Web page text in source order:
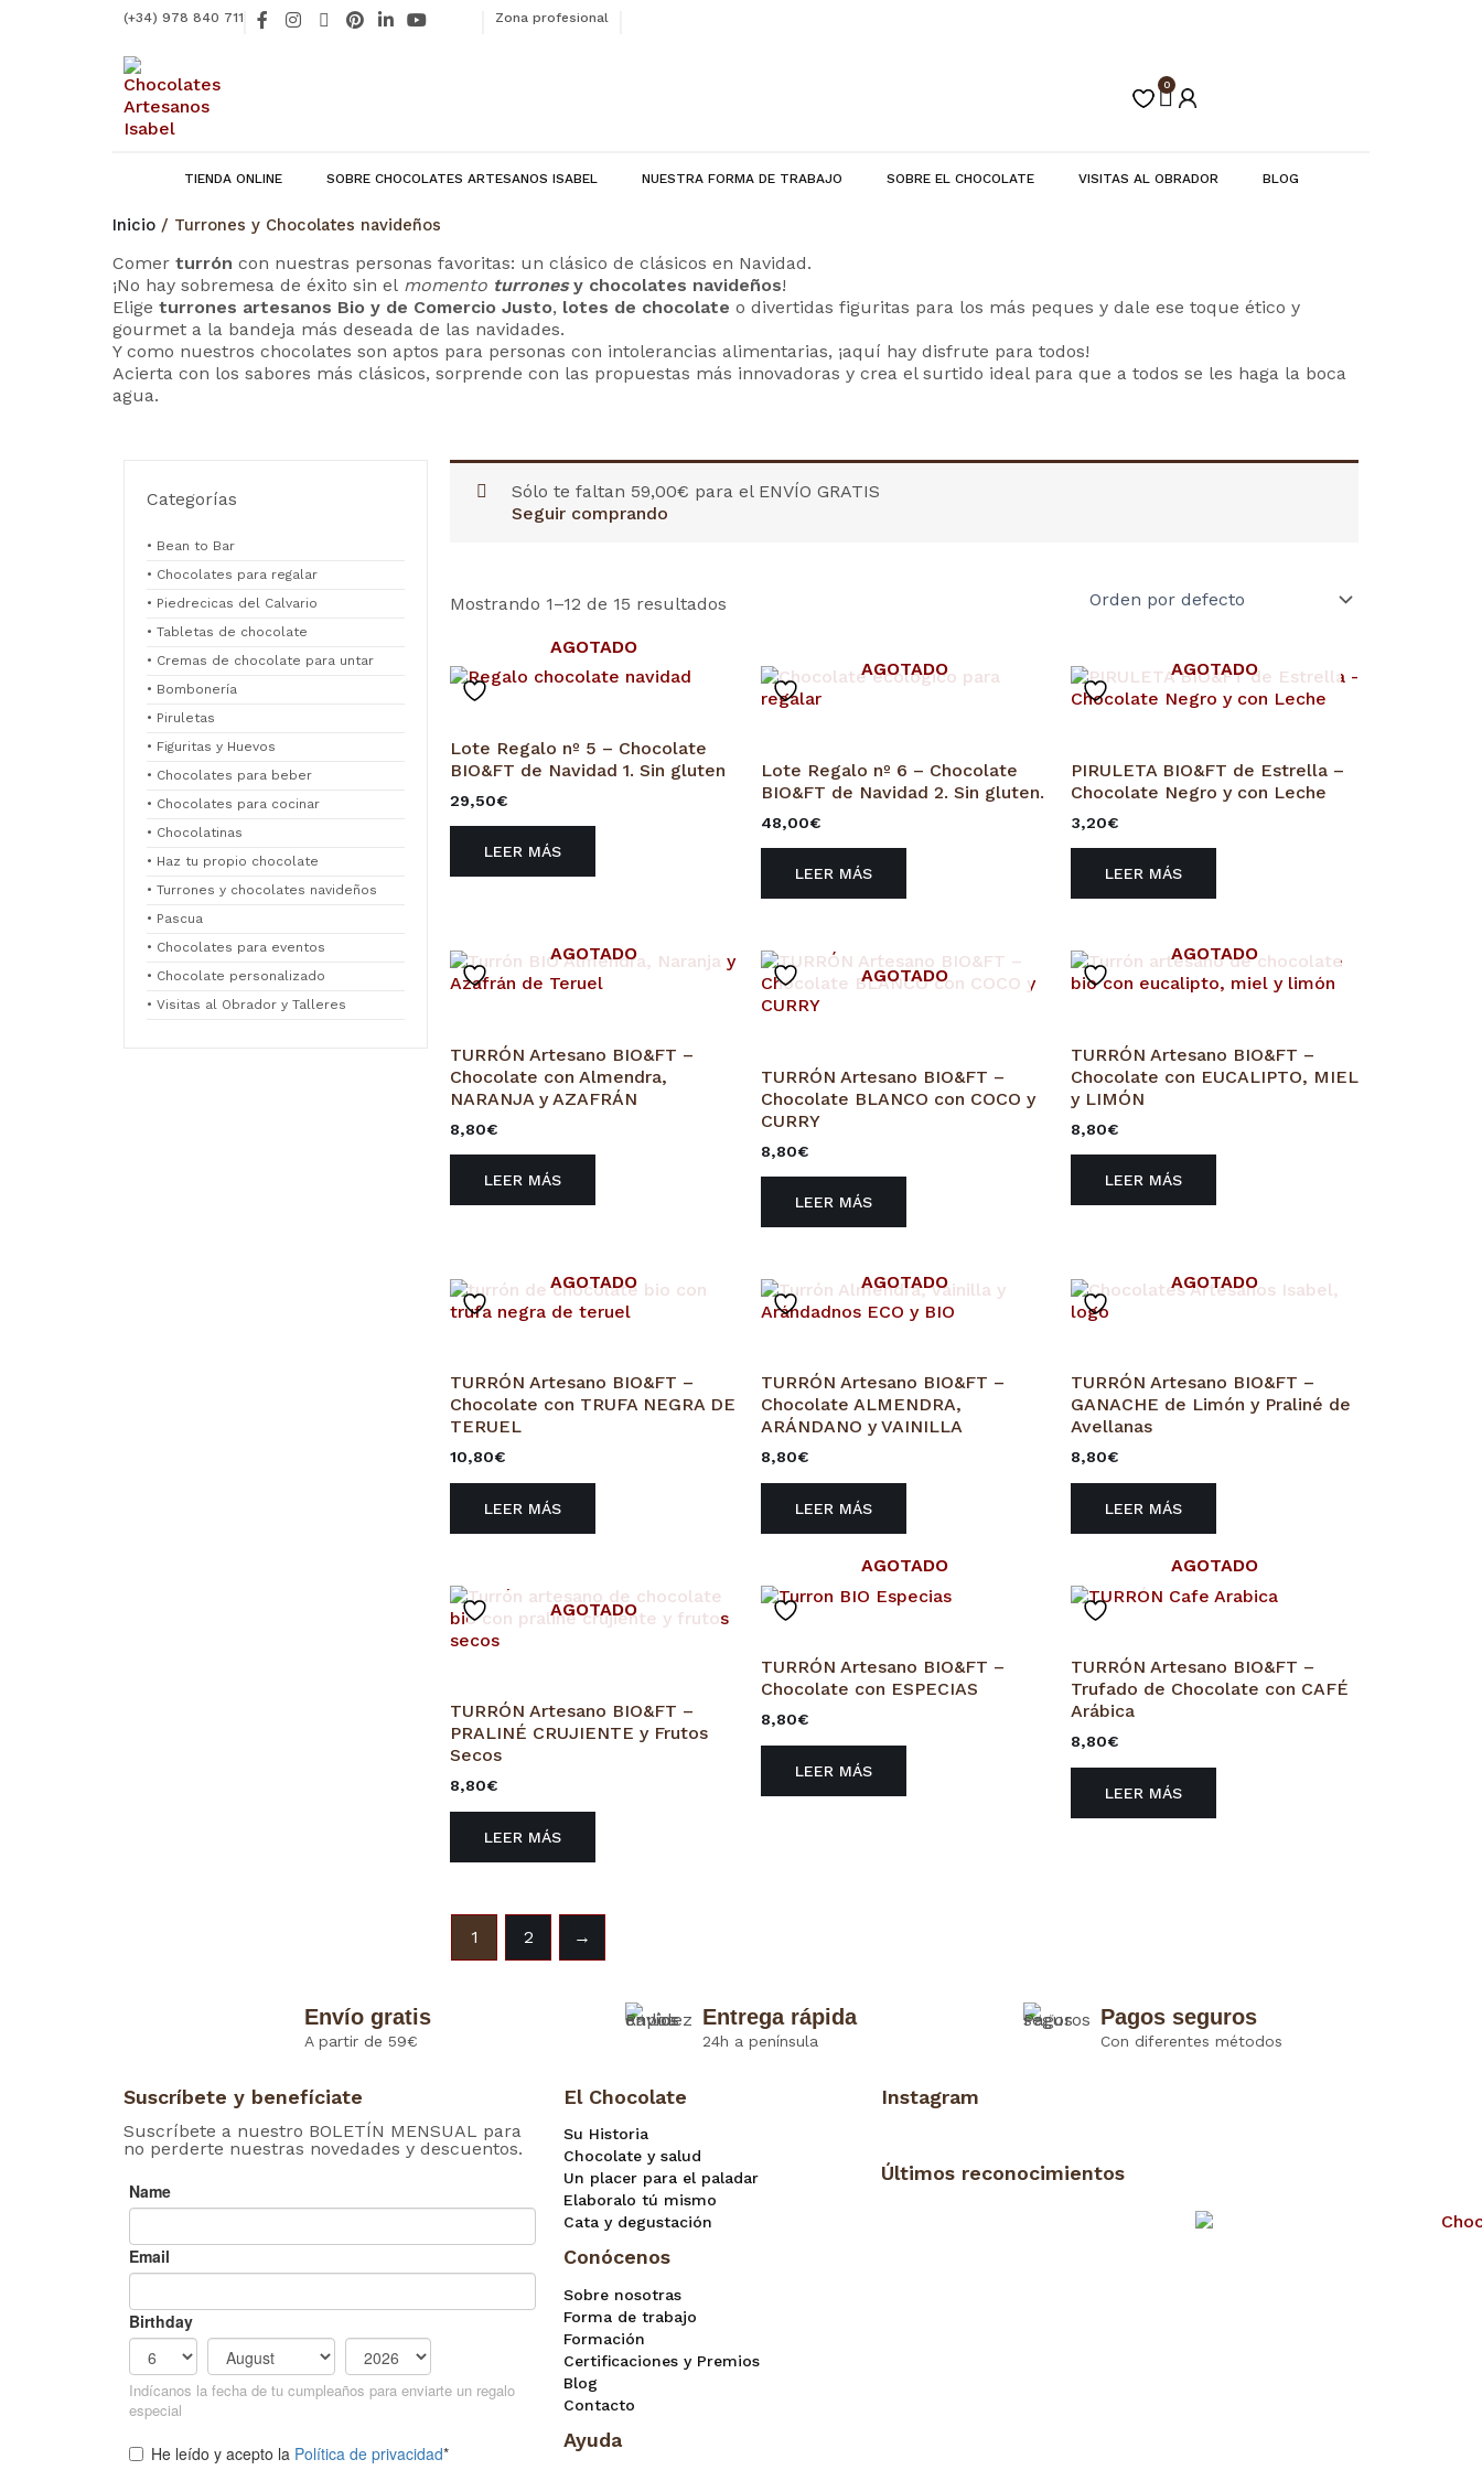
(+34) 978 840 711
F
a
f
I
X
P
i
L
i
Y
Zona profesional
0
Carrito
TIENDA ONLINE SOBRE CHOCOLATES ARTESANOS ISABEL NUESTRA FORMA DE TRABAJO SOBRE EL CHOCOLATE VISITAS AL OBRADOR BLOG
Inicio / Turrones y Chocolates navideños
Comer turrón con nuestras personas favoritas: un clásico de clásicos en Navidad.
¡No hay sobremesa de éxito sin el momento turronesy chocolates navideños!
Elige turrones artesanos Bio y de Comercio Justo, lotes de chocolate o divertidas figuritas para los más peques y dale ese toque ético y
gourmet a la bandeja más deseada de las navidades.
Y como nuestros chocolates son aptos para personas con intolerancias alimentarias, ¡aquí hay disfrute para todos!
Acierta con los sabores más clásicos, sorprende con las propuestas más innovadoras y crea el surtido ideal para que a todos se les haga la boca
agua.
Categorías
• Bean to Bar
• Chocolates para regalar
• Piedrecicas del Calvario
• Tabletas de chocolate
• Cremas de chocolate para untar
• Bombonería
• Piruletas
• Figuritas y Huevos
• Chocolates para beber
• Chocolates para cocinar
• Chocolatinas
• Haz tu propio chocolate
• Turrones y chocolates navideños
• Pascua
• Chocolates para eventos
• Chocolate personalizado
• Visitas al Obrador y Talleres
Sólo te faltan 59,00€ para el ENVÍO GRATIS
Seguir comprando
Mostrando 1–12 de 15 resultados
AGOTADO
Lote Regalo nº 5 – Chocolate
BIO&FT de Navidad 1. Sin gluten
29,50€
LEER MÁS
AGOTADO
Lote Regalo nº 6 – Chocolate
BIO&FT de Navidad 2. Sin gluten.
48,00€
LEER MÁS
AGOTADO
PIRULETA BIO&FT de Estrella –
Chocolate Negro y con Leche
3,20€
LEER MÁS
AGOTADO
TURRÓN Artesano BIO&FT –
Chocolate con Almendra,
NARANJA y AZAFRÁN
8,80€
LEER MÁS
AGOTADO
TURRÓN Artesano BIO&FT –
Chocolate BLANCO con COCO y
CURRY
8,80€
LEER MÁS
AGOTADO
TURRÓN Artesano BIO&FT –
Chocolate con EUCALIPTO, MIEL
y LIMÓN
8,80€
LEER MÁS
AGOTADO
TURRÓN Artesano BIO&FT –
Chocolate con TRUFA NEGRA DE
TERUEL
10,80€
LEER MÁS
AGOTADO
TURRÓN Artesano BIO&FT –
Chocolate ALMENDRA,
ARÁNDANO y VAINILLA
8,80€
LEER MÁS
AGOTADO
TURRÓN Artesano BIO&FT –
GANACHE de Limón y Praliné de
Avellanas
8,80€
LEER MÁS
AGOTADO
TURRÓN Artesano BIO&FT –
PRALINÉ CRUJIENTE y Frutos
Secos
8,80€
LEER MÁS
AGOTADO
TURRÓN Artesano BIO&FT –
Chocolate con ESPECIAS
8,80€
LEER MÁS
AGOTADO
TURRÓN Artesano BIO&FT –
Trufado de Chocolate con CAFÉ
Arábica
8,80€
LEER MÁS
1 2 →
Envío gratis
A partir de 59€
Entrega rápida
24h a península
Pagos seguros
Con diferentes métodos
Suscríbete y benefíciate
Suscríbete a nuestro BOLETÍN MENSUAL para
no perderte nuestras novedades y descuentos.
El Chocolate
Su Historia
Chocolate y salud
Un placer para el paladar
Elaboralo tú mismo
Cata y degustación
Conócenos
Sobre nosotras
Forma de trabajo
Formación
Certificaciones y Premios
Blog
Contacto
Ayuda
Instagram
Últimos reconocimientos